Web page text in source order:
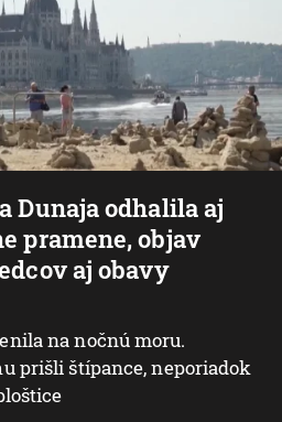
Dunaja odhalila aj
pramene, objav
aj obavy
na nočnú moru.
prišli štípance, neporiadok